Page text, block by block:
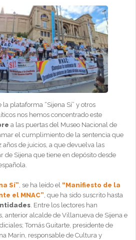
la plataforma “Sijena Sí” y otros
nos hemos concentrado este
a las puertas del Museo Nacional de
el cumplimiento de la sentencia que
años de juicios, a que devuelva las
de Sijena que tiene en depósito desde
Sí”, se ha leído el “Manifiesto de la
el MNAC”, que ha sido suscrito hasta
. Entre los lectores han
anterior alcalde de Villanueva de Sijena e
Tomás Guitarte, presidente de
Marín, responsable de Cultura y